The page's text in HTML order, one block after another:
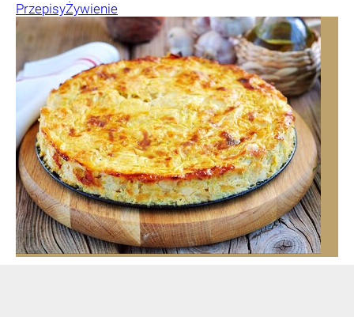
PrzepisyŻywienie